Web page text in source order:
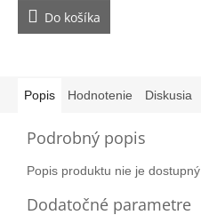
Do košíka
Popis Hodnotenie Diskusia
Podrobný popis
Popis produktu nie je dostupný
Dodatočné parametre